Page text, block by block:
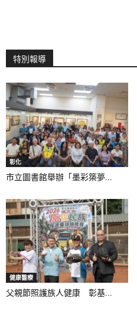
特別報導
彰化
市立圖書館舉辦「墨彩築夢...
健康醫療
父親節照護族人健康 彰基...